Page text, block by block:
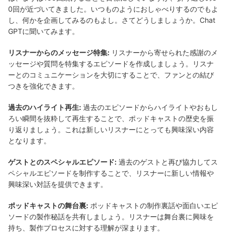
0回が近づいてきました。いつものようにおしゃべりするのでもよ
し、何かを企画してみるのもよし。さてどうしましょうか。Chat
GPTに聞いてみます。
リスナーからのメッセージ特集:リスナーから寄せられた感謝のメ
ッセージや質問を特集するエピソードを作成しましょう。リスナ
ーとのコミュニケーションを大切にすることで、ファンとの結び
つきを強化できます。
過去のハイライト再生:過去のエピソードからハイライトやおもし
ろい瞬間を抜粋して再生することで、ポッドキャストの歴史を振
り返りましょう。これは新しいリスナーにとっても興味深い内容
となります。
ゲストとのスペシャルエピソード:過去のゲストと再び協力してス
ペシャルエピソードを制作することで、リスナーに新しい情報や
興味深い対話を提供できます。
ポッドキャストの舞台裏:ポッドキャストの制作裏話や面白いエピ
ソードの製作秘話を共有しましょう。リスナーは舞台裏に興味を
持ち、製作プロセスに対する理解が深まります。